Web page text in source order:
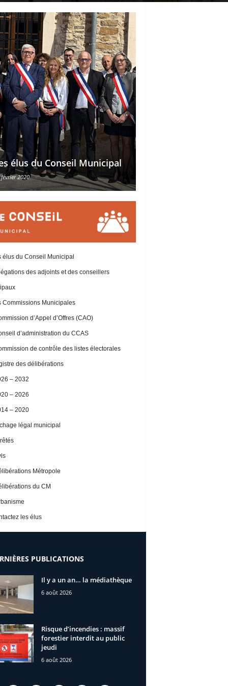
élus du Conseil Municipal
2020
du Conseil Municipal
des adjoints et des conseillers
Municipales
d’Appel d’Offres (CAO)
d’administration du CCAS
de contrôle des listes électorales
des délibérations
– 2032
– 2026
– 2020
légal municipal
Métropole
du CM
les élus
PUBLICATIONS
Il y a un an… la médiathèque
6 août 2026
Risque d’incendies : massif
forestier interdit au public
jeudi
6 août 2026